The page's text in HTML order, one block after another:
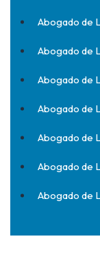
Abogado de
Abogado de
Abogado de
Abogado de
Abogado de
Abogado de
Abogado de